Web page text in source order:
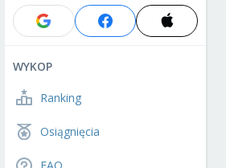
WYKOP
Ranking
Osiągnięcia